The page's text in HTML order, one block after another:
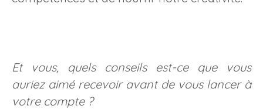
Et vous, quels conseils est-ce que vous
auriez aimé recevoir avant de vous lancer à
votre compte ?